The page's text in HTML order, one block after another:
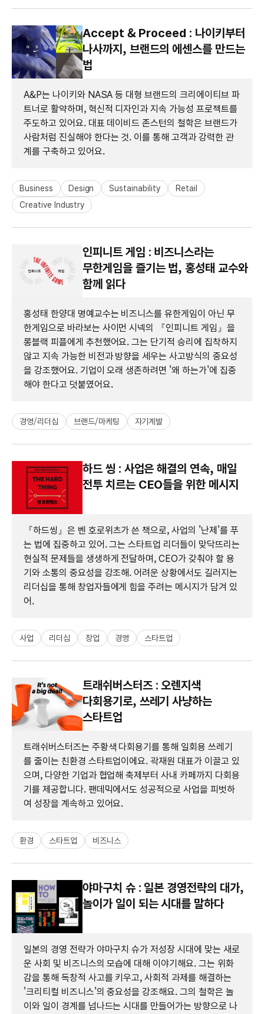
Accept & Proceed : 나이키부터
나사까지, 브랜드의 에센스를 만드는
법
A&P는 나이키와 NASA 등 대형 브랜드의 크리에이티브 파
트너로 활약하며, 혁신적 디자인과 지속 가능성 프로젝트를
주도하고 있어요. 대표 데이비드 존스턴의 철학은 브랜드가
사람처럼 진실해야 한다는 것. 이를 통해 고객과 강력한 관
계를 구축하고 있어요.
Business Design Sustainability
Retail
Creative Industry
인피니트 게임 : 비즈니스라는
무한게임을 즐기는 법, 홍성태 교수와
함께 읽다
홍성태 한양대 명예교수는 비즈니스를 유한게임이 아닌 무
한게임으로 바라보는 사이먼 시넥의 『인피니트 게임』을
롱블랙 피플에게 추천했어요. 그는 단기적 승리에 집착하지
않고 지속 가능한 비전과 방향을 세우는 사고방식의 중요성
을 강조했어요. 기업이 오래 생존하려면 '왜 하는가'에 집중
해야 한다고 덧붙였어요.
경영/리더십 브랜드/마케팅 자기계발
하드 씽 : 사업은 해결의 연속, 매일
전투 치르는 CEO들을 위한 메시지
『하드씽』은 벤 호로위츠가 쓴 책으로, 사업의 '난제'를 푸
는 법에 집중하고 있어. 그는 스타트업 리더들이 맞닥뜨리는
현실적 문제들을 생생하게 전달하며, CEO가 갖춰야 할 용
기와 소통의 중요성을 강조해. 어려운 상황에서도 길러지는
리더십을 통해 창업자들에게 힘을 주려는 메시지가 담겨 있
어.
사업 리더십 창업 경영 스타트업
트래쉬버스터즈 : 오렌지색
다회용기로, 쓰레기 사냥하는
스타트업
트래쉬버스터즈는 주황색 다회용기를 통해 일회용 쓰레기
를 줄이는 친환경 스타트업이에요. 곽재원 대표가 이끌고 있
으며, 다양한 기업과 협업해 축제부터 사내 카페까지 다회용
기를 제공합니다. 팬데믹에서도 성공적으로 사업을 피벗하
여 성장을 계속하고 있어요.
환경 스타트업 비즈니스
야마구치 슈 : 일본 경영전략의 대가,
놀이가 일이 되는 시대를 말하다
일본의 경영 전략가 야마구치 슈가 저성장 시대에 맞는 새로
운 사회 및 비즈니스의 모습에 대해 이야기해요. 그는 위화
감을 통해 독창적 사고를 키우고, 사회적 과제를 해결하는
'크리티컬 비즈니스'의 중요성을 강조해요. 그의 철학은 놀
이와 일이 경계를 넘나드는 시대를 만들어가는 방향으로 나